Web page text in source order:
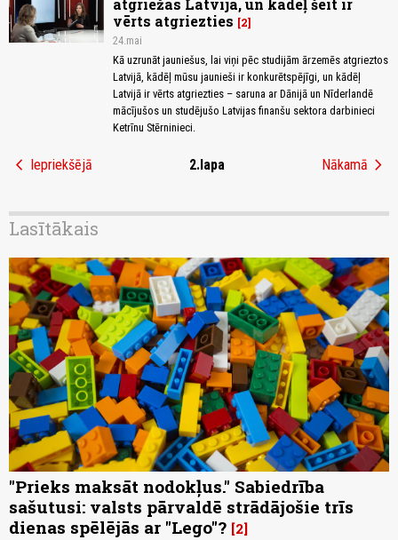
atgriežas Latvijā, un kādēļ šeit ir
vērts atgriezties
2
24.mai
Kā uzrunāt jauniešus, lai viņi pēc studijām ārzemēs atgrieztos
Latvijā, kādēļ mūsu jaunieši ir konkurētspējīgi, un kādēļ
Latvijā ir vērts atgriezties – saruna ar Dānijā un Nīderlandē
mācījušos un studējušo Latvijas finanšu sektora darbinieci
Ketrīnu Stērninieci.
chevron_left Iepriekšējā 2.lapa Nākamā chevron_right
Lasītākais
"Prieks maksāt nodokļus." Sabiedrība
sašutusi: valsts pārvaldē strādājošie trīs
dienas spēlējās ar "Lego"? 2